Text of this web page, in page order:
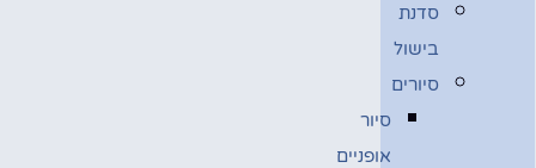
סדנת
בישול
סיורים
סיור
אופניים